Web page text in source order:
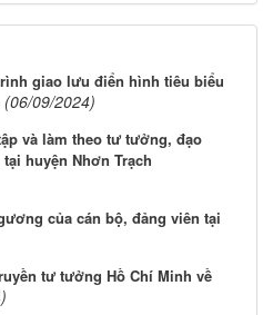
giao lưu điển hình tiêu biểu
(06/09/2024)
và làm theo tư tưởng, đạo
huyện Nhơn Trạch
của cán bộ, đảng viên tại
tư tưởng Hồ Chí Minh về